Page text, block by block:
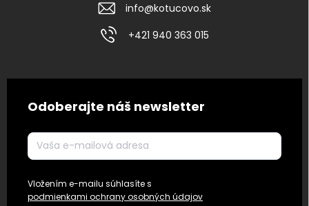
info@kotucovo.sk
+421 940 363 015
Odoberajte náš newsletter
Vložením e-mailu súhlasíte s
podmienkami ochrany osobných údajov